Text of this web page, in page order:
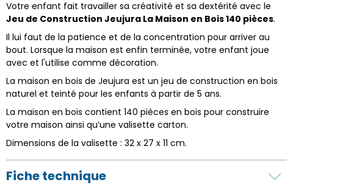
Votre enfant fait travailler sa créativité et sa dextérité avec le
Jeu de Construction Jeujura La Maison en Bois 140 pièces.
Il lui faut de la patience et de la concentration pour arriver au
bout. Lorsque la maison est enfin terminée, votre enfant joue
avec et l'utilise comme décoration.
La maison en bois de Jeujura est un jeu de construction en bois
naturel et teinté pour les enfants à partir de 5 ans.
La maison en bois contient 140 pièces en bois pour construire
votre maison ainsi qu’une valisette carton.
Dimensions de la valisette : 32 x 27 x 11 cm.
Fiche technique